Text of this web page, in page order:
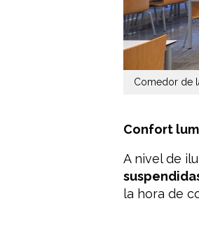
Comedor de
Confort
A nivel de
la hora de